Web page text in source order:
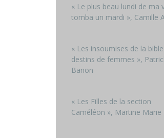
« Le plus beau lundi de ma
tomba un mardi », Camille
« Les insoumises de la
destins de femmes »,
Banon
« Les Filles de la section
Caméléon », Martine Marie